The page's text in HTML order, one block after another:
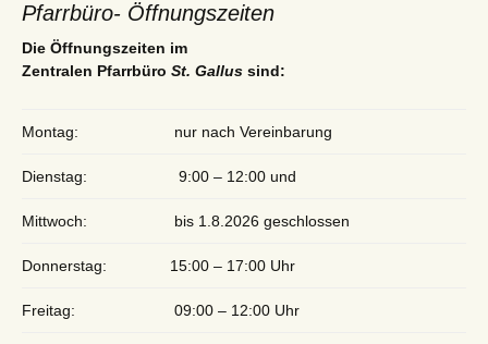
Pfarrbüro- Öffnungszeiten
Die Öffnungszeiten im
Zentralen Pfarrbüro St. Gallus sind:
Montag: nur nach Vereinbarung
Dienstag: 9:00 – 12:00 und
Mittwoch: bis 1.8.2026 geschlossen
Donnerstag: 15:00 – 17:00 Uhr
Freitag: 09:00 – 12:00 Uhr